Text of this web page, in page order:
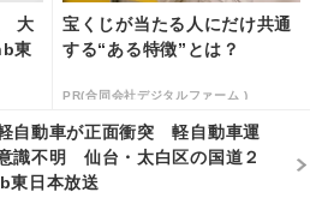
大
東
宝くじが当たる人にだけ共通
する“ある特徴”とは？
PR(合同会社デジタルファーム )
自動車が正面衝突 軽自動車運
識不明 仙台・太白区の国道２
東日本放送